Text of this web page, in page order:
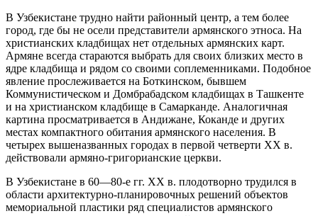
В Узбекистане трудно найти районный центр, а тем более
город, где бы не осели представители армянского этноса. На
христианских кладбищах нет отдельных армянских карт.
Армяне всегда стараются выбрать для своих близких место в
ядре кладбища и рядом со своими соплеменниками. Подобное
явление прослеживается на Боткинском, бывшем
Коммунистическом и Домбрабадском кладбищах в Ташкенте
и на христианском кладбище в Самарканде. Аналогичная
картина просматривается в Андижане, Коканде и других
местах компактного обитания армянского населения. В
четырех вышеназванных городах в первой четверти XX в.
действовали армяно-григорианские церкви.
В Узбекистане в 60—80-е гг. XX в. плодотворно трудился в
области архитектурно-планировочных решений объектов
мемориальной пластики ряд специалистов армянского